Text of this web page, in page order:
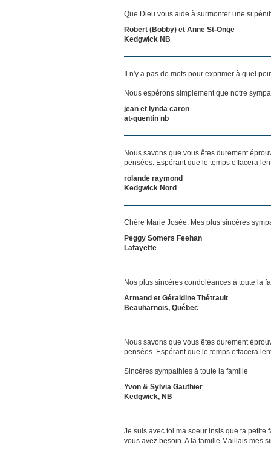
Que Dieu vous aide à surmonter une si
Robert (Bobby) et Anne St-Onge
Kedgwick NB
Il n'y a pas de mots pour exprimer à quel
Nous espérons simplement que notre
jean et lynda caron
at-quentin nb
Nous savons que vous êtes durement
pensées. Espérant que le temps effacera
rolande raymond
Kedgwick Nord
Chère Marie Josée. Mes plus sincères
Peggy Somers Feehan
Lafayette
Nos plus sincères condoléances à toute la
Armand et Géraldine Thétrault
Beauharnois, Québec
Nous savons que vous êtes durement
pensées. Espérant que le temps effacera
Sincères sympathies à toute la famille
Yvon & Sylvia Gauthier
Kedgwick, NB
Je suis avec toi ma soeur insis que ta
vous avez besoin. A la famille Maillais mes